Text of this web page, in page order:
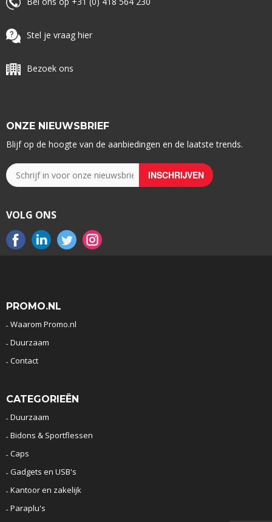
Stel je vraag hier
Bezoek ons
ONZE NIEUWSBRIEF
Blijf op de hoogte van de aanbiedingen en de laatste trends.
VOLG ONS
PROMO.NL
Waarom Promo.nl
Duurzaam
Contact
CATEGORIEËN
Duurzaam
Bidons & Sportflessen
Caps
Gadgets en USB's
Kantoor en zakelijk
Paraplu's